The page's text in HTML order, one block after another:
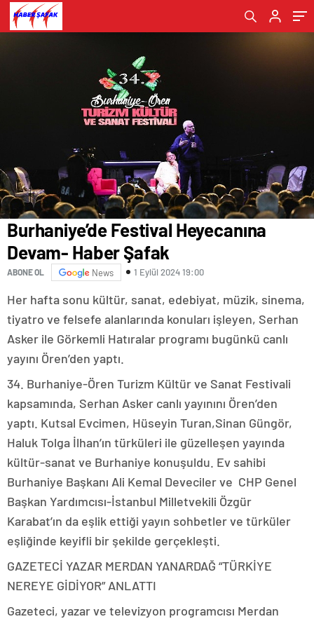
Burhaniye’de Festival Heyecanına
Devam- Haber Şafak
ABONE OL News 1 Eylül 2024 19:00
Her hafta sonu kültür, sanat, edebiyat, müzik, sinema,
tiyatro ve felsefe alanlarında konuları işleyen, Serhan
Asker ile Görkemli Hatıralar programı bugünkü canlı
yayını Ören’den yaptı.
34. Burhaniye-Ören Turizm Kültür ve Sanat Festivali
kapsamında, Serhan Asker canlı yayınını Ören’den
yaptı. Kutsal Evcimen, Hüseyin Turan,Sinan Güngör,
Haluk Tolga İlhan’ın türküleri ile güzelleşen yayında
kültür-sanat ve Burhaniye konuşuldu. Ev sahibi
Burhaniye Başkanı Ali Kemal Deveciler ve CHP Genel
Başkan Yardımcısı-İstanbul Milletvekili Özgür
Karabat’ın da eşlik ettiği yayın sohbetler ve türküler
eşliğinde keyifli bir şekilde gerçekleşti.
GAZETECİ YAZAR MERDAN YANARDAĞ “TÜRKİYE
NEREYE GİDİYOR” ANLATTI
Gazeteci, yazar ve televizyon programcısı Merdan